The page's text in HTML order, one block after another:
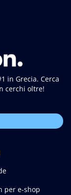
in Grecia. Cerca
cerchi oltre!
per e-shop